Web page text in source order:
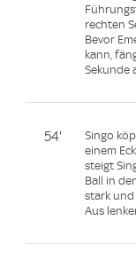
rechten
Bevor
kann,
Sekunde
54'
Singo
einem
steigt
Ball in
stark und
Aus